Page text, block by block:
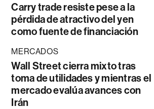
Carry trade resiste pese a la
pérdida de atractivo del yen
como fuente de financiación
MERCADOS
Wall Street cierra mixto tras
toma de utilidades y mientras el
mercado evalúa avances con
Irán